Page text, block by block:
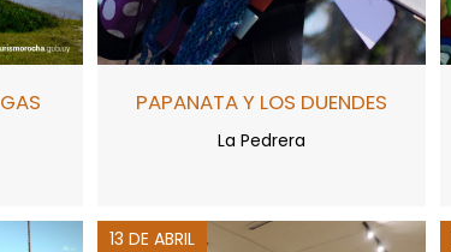
PAPANATA Y LOS DUENDES
La Pedrera
13 DE ABRIL